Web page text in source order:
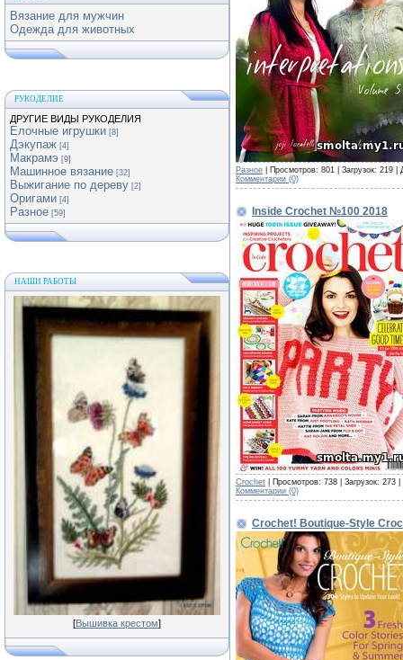
Вязание для мужчин
Одежда для животных
РУКОДЕЛИЕ
ДРУГИЕ ВИДЫ РУКОДЕЛИЯ
Елочные игрушки [8]
Дэкупаж [4]
Макрамэ [9]
Машинное вязание [32]
Выжигание по дереву [2]
Оригами [4]
Разное [59]
НАШИ РАБОТЫ
[Вышивка крестом]
Разное | Просмотров: 801 | Загрузок: 219
Комментарии (0)
Inside Crochet №100 2018
Crochet | Просмотров: 738 | Загрузок: 273
Комментарии (0)
Crochet! Boutique-Style